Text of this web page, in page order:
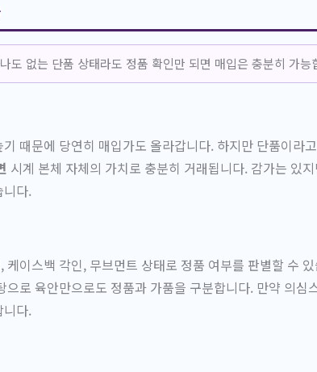
도 없는 단품 상태라도 정품 확인만 되면 매입은 충분히 가능
때문에 당연히 매입가도 올라갑니다. 하지만 단품이라
시계 본체 자체의 가치로 충분히 거래됩니다. 감가는 있
니다.
케이스백 각인, 무브먼트 상태로 정품 여부를 판별할 수
으로 육안만으로도 정품과 가품을 구분합니다. 만약 의심
니다.